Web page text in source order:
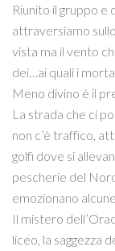
Riunito il gruppo
attraversiamo
vista ma il vento
dei…ai quali i
Meno divino è il
La strada che ci
non c’è traffico,
golfi dove si
pescherie del
emozionano
Il mistero
liceo, la saggezza